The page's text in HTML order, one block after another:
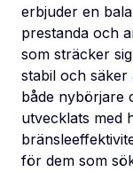
erbjuder en
prestanda och
som sträcker
stabil och
både nybörjare
utvecklats med
för dem som